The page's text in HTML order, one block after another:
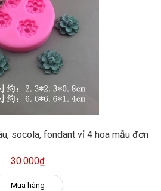
socola, fondant vỉ 4 hoa mẫu đơn
30.000₫
Mua hàng